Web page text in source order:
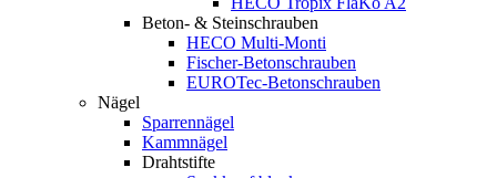
Beton- & Steinschrauben
HECO Multi-Monti
Fischer-Betonschrauben
EUROTec-Betonschrauben
Nägel
Sparrennägel
Kammnägel
Drahtstifte